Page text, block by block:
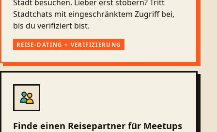
Stadt besuchen. Lieber erst stöbern? Tritt
Stadtchats mit eingeschränktem Zugriff bei,
bis du verifiziert bist.
REISE-DATING + VERIFIZIERUNG
Finde einen Reisepartner für Meetups